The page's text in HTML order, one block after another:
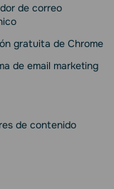
de correo
gratuita de Chrome
de email marketing
de contenido